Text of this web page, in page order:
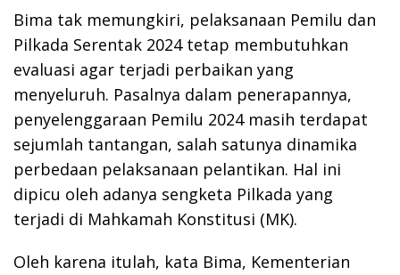
Bima tak memungkiri, pelaksanaan Pemilu dan
Pilkada Serentak 2024 tetap membutuhkan
evaluasi agar terjadi perbaikan yang
menyeluruh. Pasalnya dalam penerapannya,
penyelenggaraan Pemilu 2024 masih terdapat
sejumlah tantangan, salah satunya dinamika
perbedaan pelaksanaan pelantikan. Hal ini
dipicu oleh adanya sengketa Pilkada yang
terjadi di Mahkamah Konstitusi (MK).
Oleh karena itulah, kata Bima, Kementerian